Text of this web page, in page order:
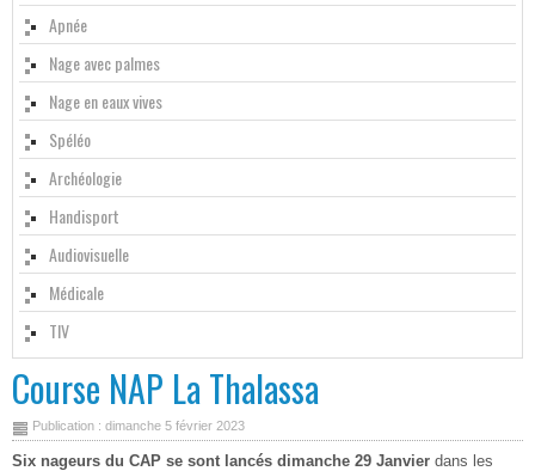
Apnée
Nage avec palmes
Nage en eaux vives
Spéléo
Archéologie
Handisport
Audiovisuelle
Médicale
TIV
Course NAP La Thalassa
Publication : dimanche 5 février 2023
Six nageurs du CAP se sont lancés dimanche 29 Janvier dans les